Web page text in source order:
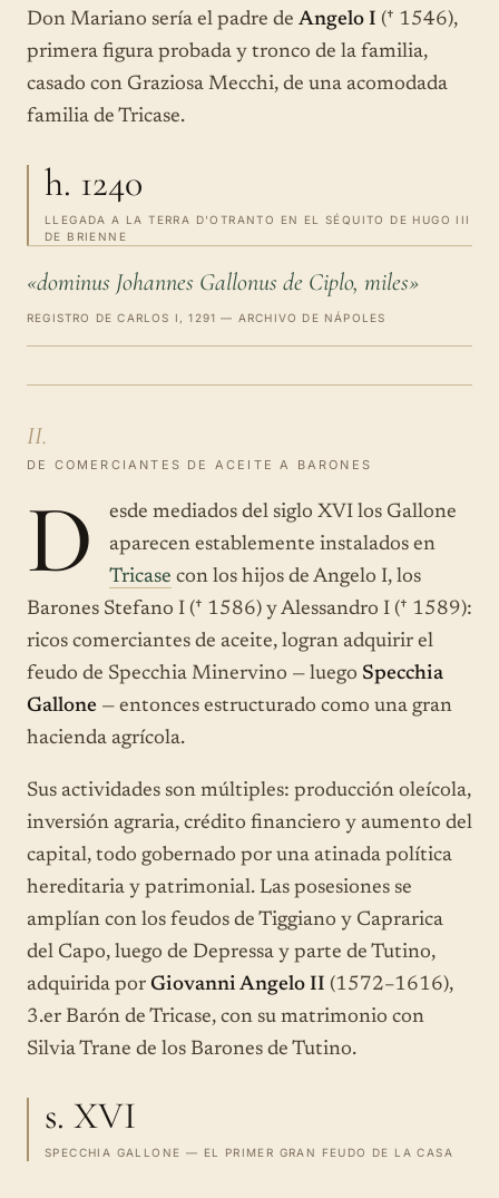
Don Mariano sería el padre de Angelo I († 1546),
primera figura probada y tronco de la familia,
casado con Graziosa Mecchi, de una acomodada
familia de Tricase.
h. 1240
LLEGADA A LA TERRA D'OTRANTO EN EL SÉQUITO DE HUGO III
DE BRIENNE
«dominus Johannes Gallonus de Ciplo, miles»
REGISTRO DE CARLOS I, 1291 — ARCHIVO DE NÁPOLES
II.
DE COMERCIANTES DE ACEITE A BARONES
D
esde mediados del siglo XVI los Gallone
aparecen establemente instalados en
Tricase con los hijos de Angelo I, los
Barones Stefano I († 1586) y Alessandro I († 1589):
ricos comerciantes de aceite, logran adquirir el
feudo de Specchia Minervino — luego Specchia
Gallone — entonces estructurado como una gran
hacienda agrícola.
Sus actividades son múltiples: producción oleícola,
inversión agraria, crédito financiero y aumento del
capital, todo gobernado por una atinada política
hereditaria y patrimonial. Las posesiones se
amplían con los feudos de Tiggiano y Caprarica
del Capo, luego de Depressa y parte de Tutino,
adquirida por Giovanni Angelo II (1572–1616),
3.er Barón de Tricase, con su matrimonio con
Silvia Trane de los Barones de Tutino.
s. XVI
SPECCHIA GALLONE — EL PRIMER GRAN FEUDO DE LA CASA